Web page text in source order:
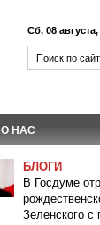
Сб, 08
О НАС
БЛОГИ
В Госдуме
Зеленского